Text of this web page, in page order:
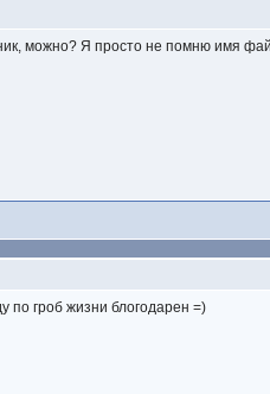
можно? Я просто не помню имя
по гроб жизни блогодарен =)